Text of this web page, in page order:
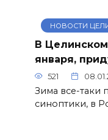
НОВОСТИ
В Целинском
января,
521
Зима все-таки
синоптики, в